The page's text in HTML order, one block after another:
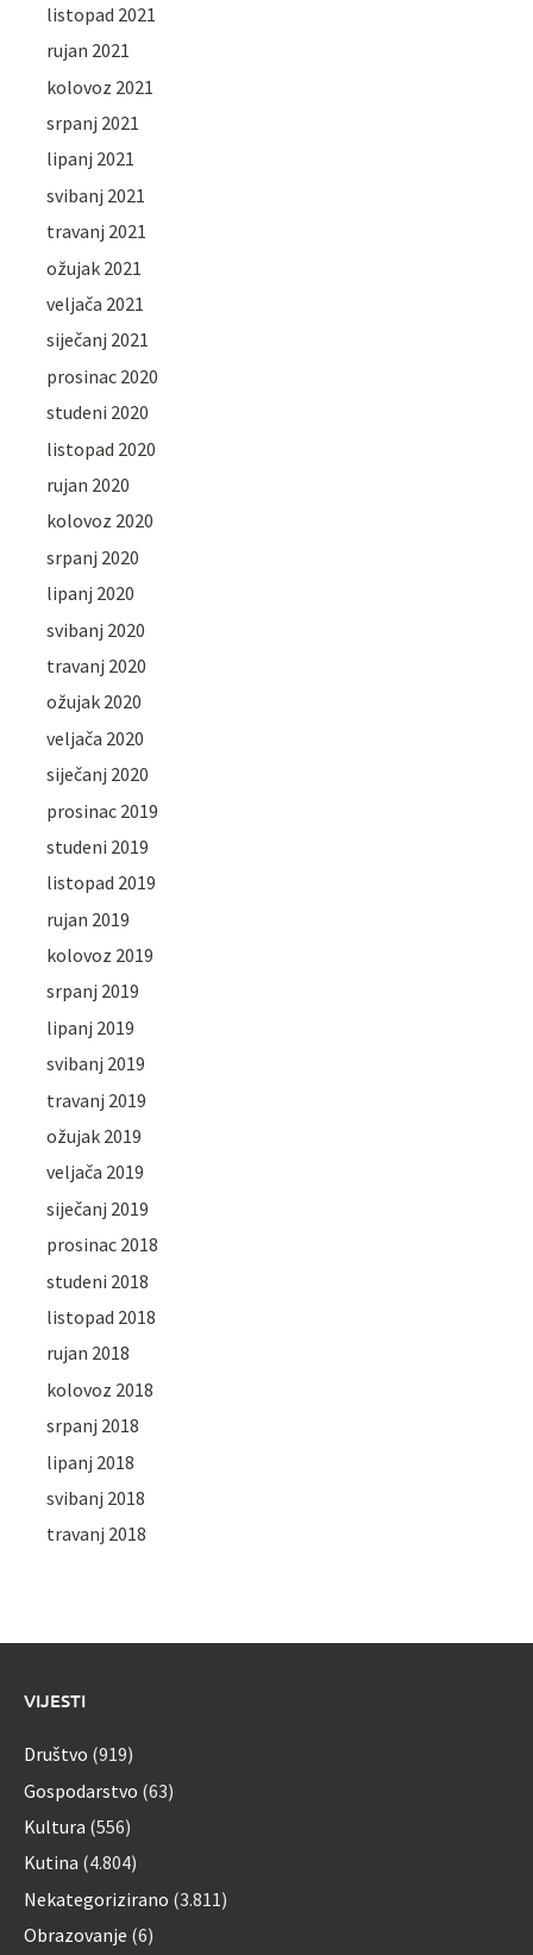
listopad 2021
rujan 2021
kolovoz 2021
srpanj 2021
lipanj 2021
svibanj 2021
travanj 2021
ožujak 2021
veljača 2021
siječanj 2021
prosinac 2020
studeni 2020
listopad 2020
rujan 2020
kolovoz 2020
srpanj 2020
lipanj 2020
svibanj 2020
travanj 2020
ožujak 2020
veljača 2020
siječanj 2020
prosinac 2019
studeni 2019
listopad 2019
rujan 2019
kolovoz 2019
srpanj 2019
lipanj 2019
svibanj 2019
travanj 2019
ožujak 2019
veljača 2019
siječanj 2019
prosinac 2018
studeni 2018
listopad 2018
rujan 2018
kolovoz 2018
srpanj 2018
lipanj 2018
svibanj 2018
travanj 2018
VIJESTI
Društvo (919)
Gospodarstvo (63)
Kultura (556)
Kutina (4.804)
Nekategorizirano (3.811)
Obrazovanje (6)